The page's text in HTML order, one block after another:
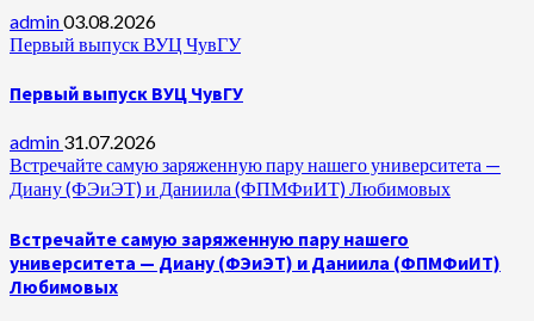
admin03.08.2026
Первый выпуск ВУЦ ЧувГУ
Первый выпуск ВУЦ ЧувГУ
admin 31.07.2026
Встречайте самую заряженную пару нашего университета —
Диану (ФЭиЭТ) и Даниила (ФПМФиИТ) Любимовых
Встречайте самую заряженную пару нашего
университета — Диану (ФЭиЭТ) и Даниила (ФПМФиИТ)
Любимовых